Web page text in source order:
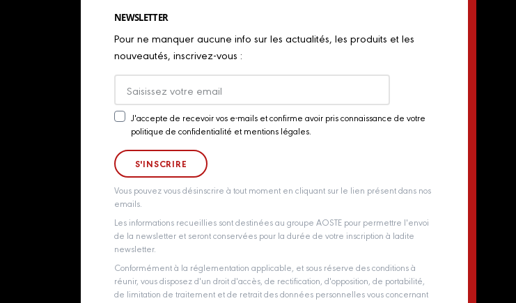
NEWSLETTER
Pour ne manquer aucune info sur les actualités, les produits et les
nouveautés, inscrivez-vous :
Newsletter
J'accepte de recevoir vos e-mails et confirme avoir pris connaissance de votre
politique de confidentialité et mentions légales.
Vous pouvez vous désinscrire à tout moment en cliquant sur le lien présent dans nos
emails.
Les informations recueillies sont destinées au groupe AOSTE pour permettre l'envoi
de la newsletter et seront conservées pour la durée de votre inscription à ladite
newsletter.
Conformément à la réglementation applicable, et sous réserve des conditions à
réunir, vous disposez d'un droit d'accès, de rectification, d'opposition, de portabilité,
de limitation de traitement et de retrait des données personnelles vous concernant